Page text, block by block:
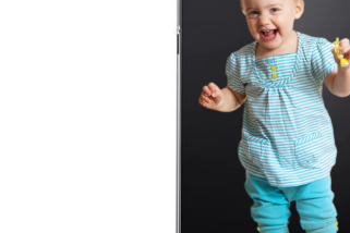
Motorola
Oppo
Asus
Nokia – HMD